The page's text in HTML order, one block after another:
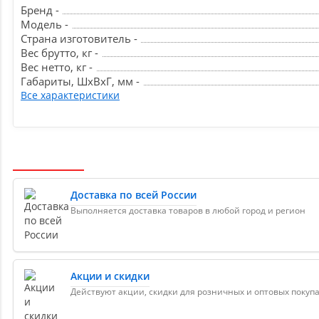
Бренд -
Модель -
Страна изготовитель -
Вес брутто, кг -
Вес нетто, кг -
Габариты, ШxВxГ, мм -
Все характеристики
Доставка по всей России
Выполняется доставка товаров в любой город и регион
Акции и скидки
Действуют акции, скидки для розничных и оптовых